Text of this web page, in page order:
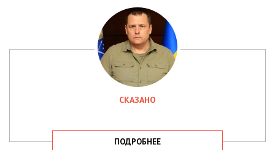
СКАЗАНО
ПОДРОБНЕЕ